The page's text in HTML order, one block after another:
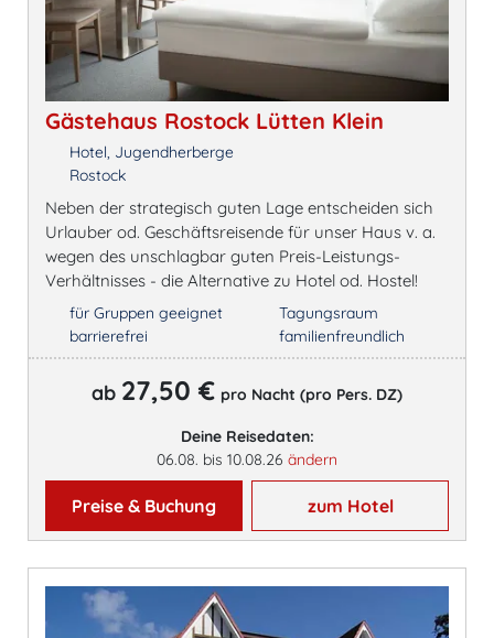
Gästehaus Rostock Lütten Klein
Hotel, Jugendherberge
Rostock
Neben der strategisch guten Lage entscheiden sich
Urlauber od. Geschäftsreisende für unser Haus v. a.
wegen des unschlagbar guten Preis-Leistungs-
Verhältnisses - die Alternative zu Hotel od. Hostel!
für Gruppen geeignet
barrierefrei
Tagungsraum
familienfreundlich
ab 27,50 € pro Nacht (pro Pers. DZ)
Deine Reisedaten:
06.08. bis 10.08.26 ändern
Preise & Buchung zum Hotel